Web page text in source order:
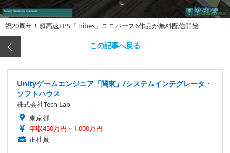
祝20周年！超高速FPS『Tribes』ユニバース6作品が無料配信開始
この記事へ戻る
Unityゲームエンジニア「関東」/システムインテグレータ・
ソフトハウス
株式会社Tech Lab
東京都
年収450万円～1,000万円
正社員